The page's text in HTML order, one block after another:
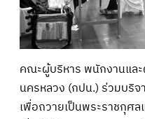
คณะผู้บริหาร พนักงานแล
นครหลวง (กปน.) ร่วมบริ
เพื่อถวายเป็นพระราชกุศ